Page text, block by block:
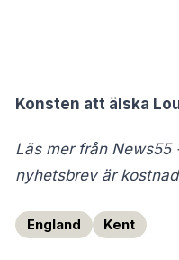
Konsten att älska
Läs mer från News55
nyhetsbrev är
England Kent